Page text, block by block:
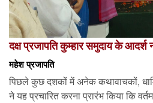
दक्ष प्रजापति कुम्हार समुदाय के आदर्श
महेश प्रजापति
पिछले कुछ दशकों में अनेक कथावाचकों,
ने यह प्रचारित करना प्रारंभ किया कि